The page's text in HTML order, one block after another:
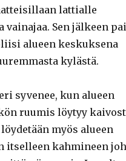
lattialle
vainajaa. Sen jälkeen
alueen keskuksena
kylästä.
syvenee, kun alueen
ruumis löytyy
myös alueen
itselleen kahmineen